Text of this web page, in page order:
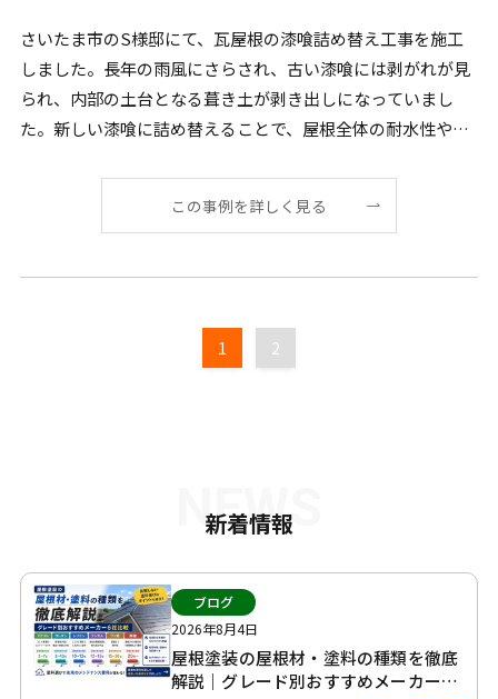
さいたま市のS様邸にて、瓦屋根の漆喰詰め替え工事を施工
しました。長年の雨風にさらされ、古い漆喰には剥がれが見
られ、内部の土台となる葺き土が剥き出しになっていまし
た。新しい漆喰に詰め替えることで、屋根全体の耐水性や強
この事例を詳しく見る
1 2
NEWS
新着情報
ブログ
2026年8月4日
屋根塗装の屋根材・塗料の種類を徹底
解説｜グレード別おすすめメーカー6